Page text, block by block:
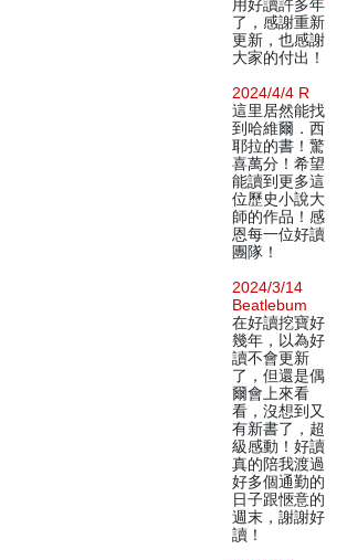
用好讀許多年
了，感謝重新
更新，也感謝
大家的付出！
2024/4/4 R
這里居然能找
到哈維爾．西
耶拉的書！驚
喜萬分！希望
能讀到更多這
位歷史小說大
師的作品！感
恩每一位好讀
團隊！
2024/3/14
Beatlebum
在好讀挖寶好
幾年，以為好
讀不會更新
了，但還是偶
爾會上來看
看，沒想到又
有新書了，超
級感動！好讀
真的陪我渡過
好多個通勤的
日子跟愜意的
週末，謝謝好
讀！